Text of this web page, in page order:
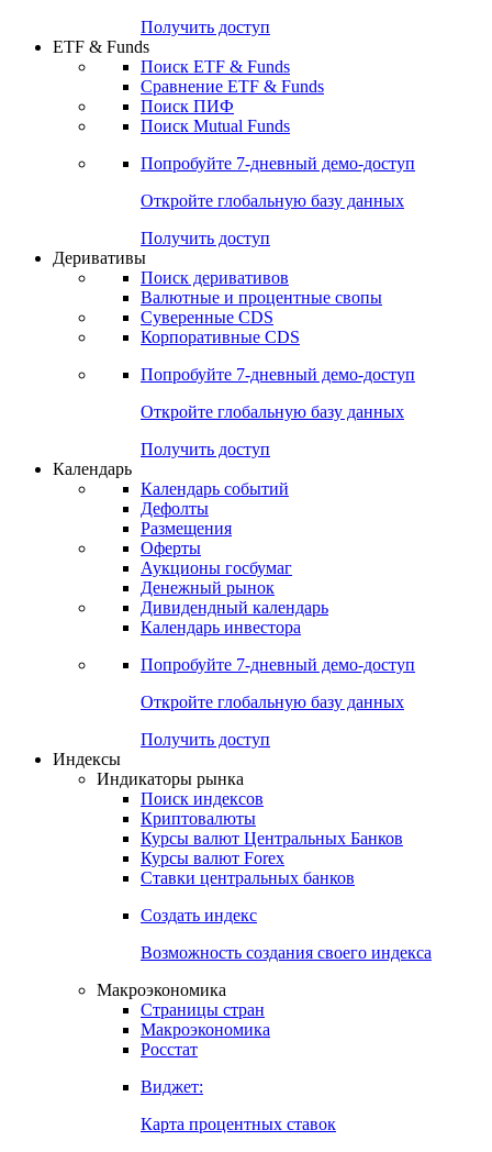
Получить доступ
ETF & Funds
Поиск ETF & Funds
Сравнение ETF & Funds
Поиск ПИФ
Поиск Mutual Funds
Попробуйте 7-дневный демо-доступ
Откройте глобальную базу данных
Получить доступ
Деривативы
Поиск деривативов
Валютные и процентные свопы
Суверенные CDS
Корпоративные CDS
Попробуйте 7-дневный демо-доступ
Откройте глобальную базу данных
Получить доступ
Календарь
Календарь событий
Дефолты
Размещения
Оферты
Аукционы госбумаг
Денежный рынок
Дивидендный календарь
Календарь инвестора
Попробуйте 7-дневный демо-доступ
Откройте глобальную базу данных
Получить доступ
Индексы
Индикаторы рынка
Поиск индексов
Криптовалюты
Курсы валют Центральных Банков
Курсы валют Forex
Ставки центральных банков
Создать индекс
Возможность создания своего индекса
Макроэкономика
Страницы стран
Макроэкономика
Росстат
Виджет:
Карта процентных ставок